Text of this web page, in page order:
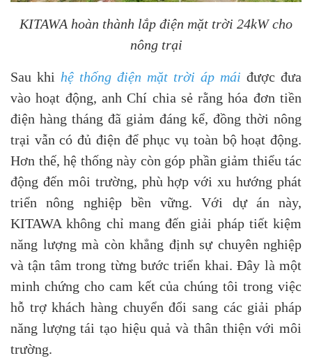
KITAWA hoàn thành lắp điện mặt trời 24kW cho
nông trại
Sau khi hệ thống điện mặt trời áp mái được đưa
vào hoạt động, anh Chí chia sẻ rằng hóa đơn tiền
điện hàng tháng đã giảm đáng kể, đồng thời nông
trại vẫn có đủ điện để phục vụ toàn bộ hoạt động.
Hơn thế, hệ thống này còn góp phần giảm thiểu tác
động đến môi trường, phù hợp với xu hướng phát
triển nông nghiệp bền vững. Với dự án này,
KITAWA không chỉ mang đến giải pháp tiết kiệm
năng lượng mà còn khẳng định sự chuyên nghiệp
và tận tâm trong từng bước triển khai. Đây là một
minh chứng cho cam kết của chúng tôi trong việc
hỗ trợ khách hàng chuyển đổi sang các giải pháp
năng lượng tái tạo hiệu quả và thân thiện với môi
trường.